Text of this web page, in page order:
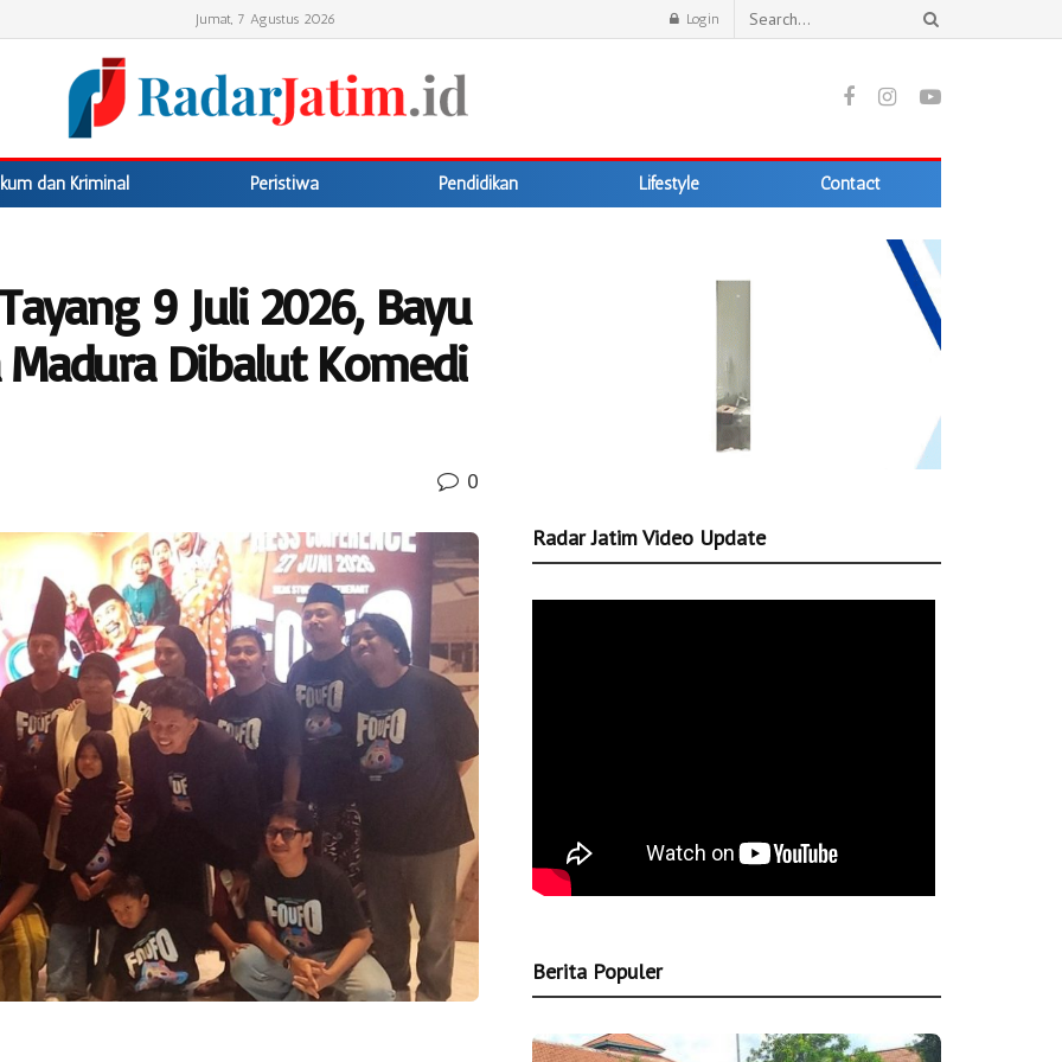
Jumat, 7 Agustus 2026 Login
dan Kriminal Peristiwa Pendidikan Lifestyle Contact
9 Juli 2026, Bayu
Madura Dibalut Komedi
0
Radar Jatim Video Update
Berita Populer